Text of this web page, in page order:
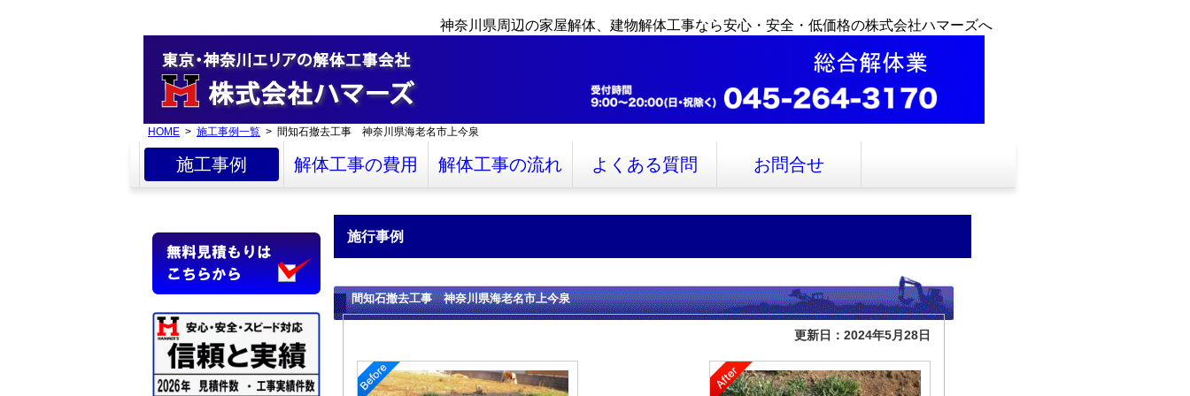
神奈川県周辺の家屋解体、建物解体工事なら安心・安全・低価格の株式会社ハマーズへ
HOME > 施工事例一覧 > 間知石撤去工事 神奈川県海老名市上今泉
施工事例 解体工事の費用 解体工事の流れ よくある質問 お問合せ
施行事例
間知石撤去工事 神奈川県海老名市上今泉
更新日：2024年5月28日